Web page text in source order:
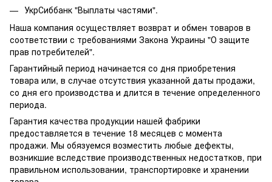
УкрСиббанк "Выплаты частями".
Наша компания осуществляет возврат и обмен товаров в
соответствии с требованиями Закона Украины "О защите
прав потребителей".
Гарантийный период начинается со дня приобретения
товара или, в случае отсутствия указанной даты продажи,
со дня его производства и длится в течение определенного
периода.
Гарантия качества продукции нашей фабрики
предоставляется в течение 18 месяцев с момента
продажи. Мы обязуемся возместить любые дефекты,
возникшие вследствие производственных недостатков, при
правильном использовании, транспортировке и хранении